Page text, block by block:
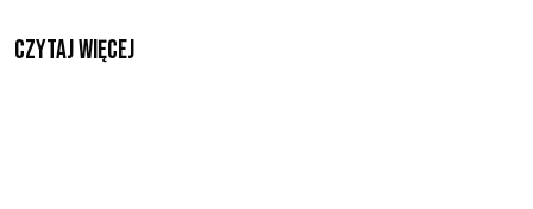
czytaj więcej